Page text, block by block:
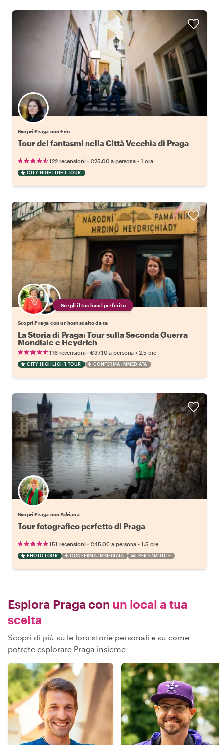
Scopri Praga con Erin
Tour dei fantasmi nella Città Vecchia di Praga
122 recensioni • €25.00 a persona • 1 ora
CITY HIGHLIGHT TOUR
Scegli il tuo local preferito
Scopri Praga con un host scelto da te
La Storia di Praga: Tour sulla Seconda Guerra
Mondiale e Heydrich
116 recensioni • €37.10 a persona • 2.5 ore
CITY HIGHLIGHT TOUR CONFERMA IMMEDIATA
Scopri Praga con Adriana
Tour fotografico perfetto di Praga
151 recensioni • €45.00 a persona • 1.5 ore
PHOTO TOUR CONFERMA IMMEDIATA PER FAMIGLIE
Esplora Praga con un local a tua
scelta
Scopri di più sulle loro storie personali e su come
potrete esplorare Praga insieme